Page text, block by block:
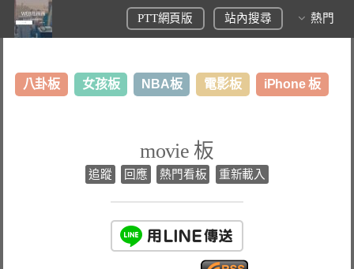
PTT網頁版 站內搜尋 熱門
八卦板 女孩板 NBA板 電影板 iPhone 板
movie 板
追蹤 回應 熱門看板 重新載入